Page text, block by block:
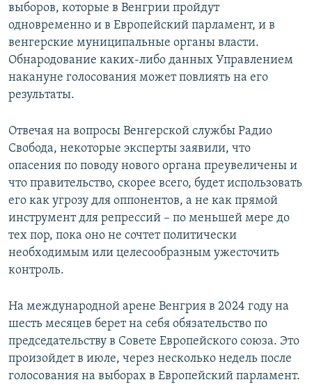
выборов, которые в Венгрии пройдут
одновременно и в Европейский парламент, и в
венгерские муниципальные органы власти.
Обнародование каких-либо данных Управлением
накануне голосования может повлиять на его
результаты.
Отвечая на вопросы Венгерской службы Радио
Свобода, некоторые эксперты заявили, что
опасения по поводу нового органа преувеличены и
что правительство, скорее всего, будет использовать
его как угрозу для оппонентов, а не как прямой
инструмент для репрессий – по меньшей мере до
тех пор, пока оно не сочтет политически
необходимым или целесообразным ужесточить
контроль.
На международной арене Венгрия в 2024 году на
шесть месяцев берет на себя обязательство по
председательству в Совете Европейского союза. Это
произойдет в июле, через несколько недель после
голосования на выборах в Европейский парламент.